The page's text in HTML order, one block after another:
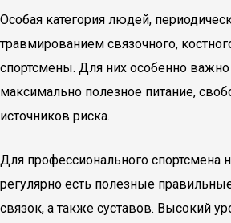
Особая категория людей,
травмированием связочного,
спортсмены. Для них особенно важно
максимально полезное питание,
источников риска.
Для профессионального спортсмена
регулярно есть полезные
связок, а также суставов. Высокий